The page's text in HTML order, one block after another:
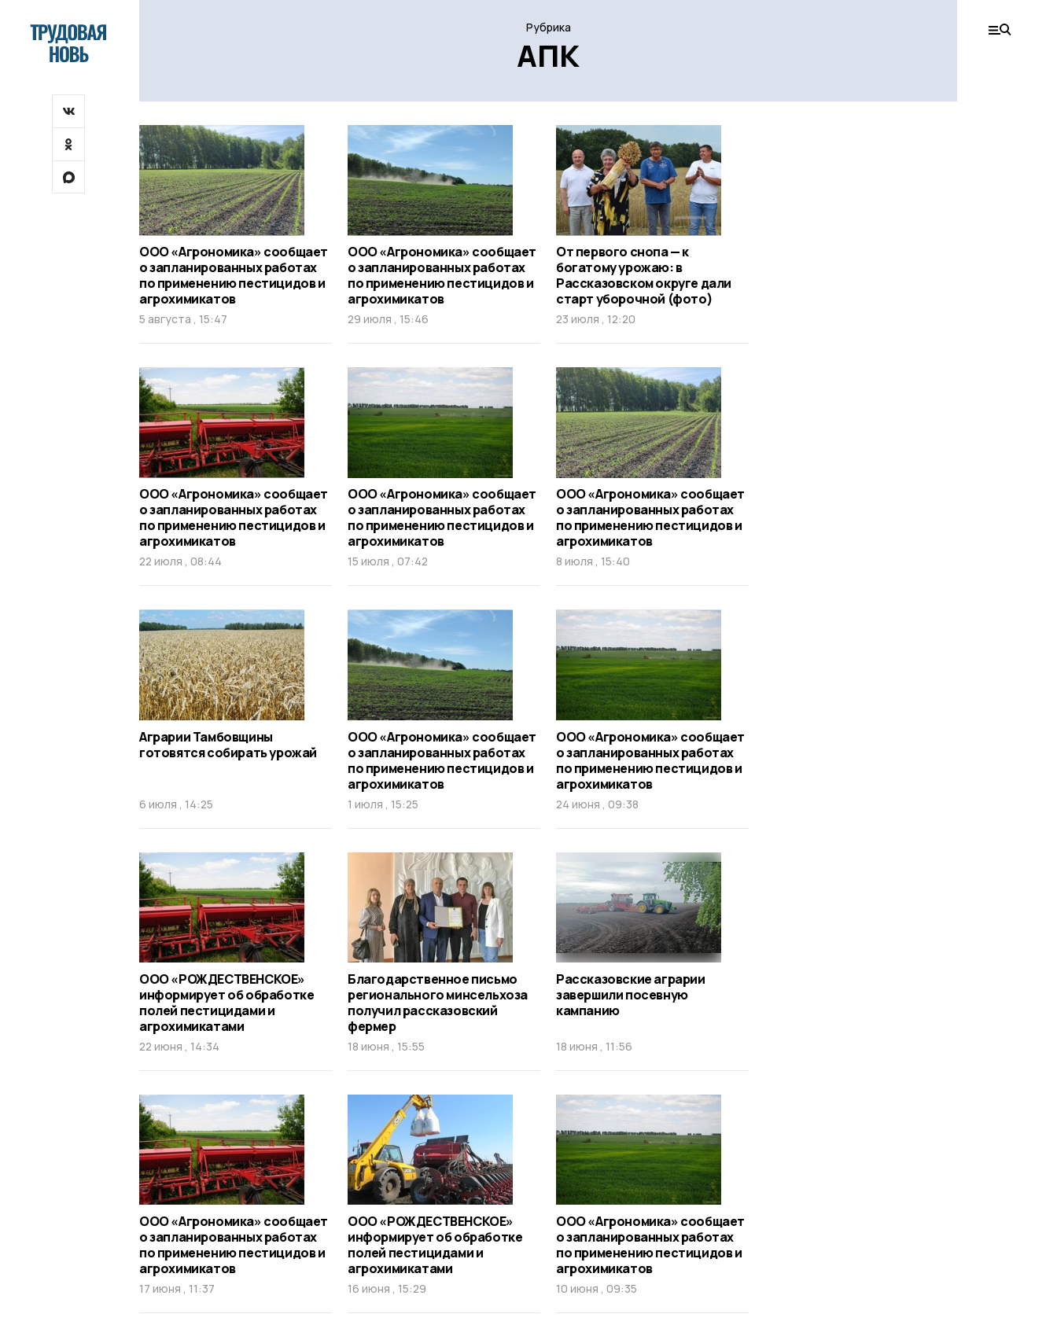
Рубрика
АПК
ООО «Агрономика» сообщает
о запланированных работах
по применению пестицидов и
агрохимикатов
5 августа , 15:47
ООО «Агрономика» сообщает
о запланированных работах
по применению пестицидов и
агрохимикатов
29 июля , 15:46
От первого снопа — к
богатому урожаю: в
Рассказовском округе дали
старт уборочной (фото)
23 июля , 12:20
ООО «Агрономика» сообщает
о запланированных работах
по применению пестицидов и
агрохимикатов
22 июля , 08:44
ООО «Агрономика» сообщает
о запланированных работах
по применению пестицидов и
агрохимикатов
15 июля , 07:42
ООО «Агрономика» сообщает
о запланированных работах
по применению пестицидов и
агрохимикатов
8 июля , 15:40
Аграрии Тамбовщины
готовятся собирать урожай
6 июля , 14:25
ООО «Агрономика» сообщает
о запланированных работах
по применению пестицидов и
агрохимикатов
1 июля , 15:25
ООО «Агрономика» сообщает
о запланированных работах
по применению пестицидов и
агрохимикатов
24 июня , 09:38
ООО «РОЖДЕСТВЕНСКОЕ»
информирует об обработке
полей пестицидами и
агрохимикатами
22 июня , 14:34
Благодарственное письмо
регионального минсельхоза
получил рассказовский
фермер
18 июня , 15:55
Рассказовские аграрии
завершили посевную
кампанию
18 июня , 11:56
ООО «Агрономика» сообщает
о запланированных работах
по применению пестицидов и
агрохимикатов
17 июня , 11:37
ООО «РОЖДЕСТВЕНСКОЕ»
информирует об обработке
полей пестицидами и
агрохимикатами
16 июня , 15:29
ООО «Агрономика» сообщает
о запланированных работах
по применению пестицидов и
агрохимикатов
10 июня , 09:35